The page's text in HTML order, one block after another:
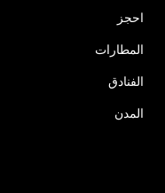
احجز
المطارات
الفنادق
المدن